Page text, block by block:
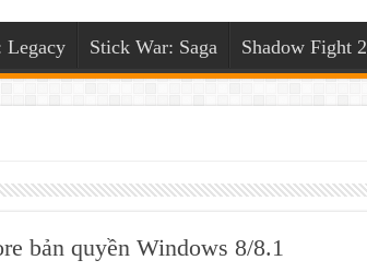
Legacy Stick War: Saga Shadow Fight 2
bản quyền Windows 8/8.1